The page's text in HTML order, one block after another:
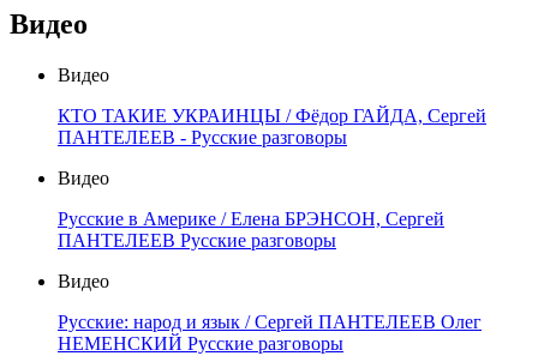
Видео
Видео
КТО ТАКИЕ УКРАИНЦЫ / Фёдор ГАЙДА, Сергей
ПАНТЕЛЕЕВ - Русские разговоры
Видео
Русские в Америке / Елена БРЭНСОН, Сергей
ПАНТЕЛЕЕВ Русские разговоры
Видео
Русские: народ и язык / Сергей ПАНТЕЛЕЕВ Олег
НЕМЕНСКИЙ Русские разговоры